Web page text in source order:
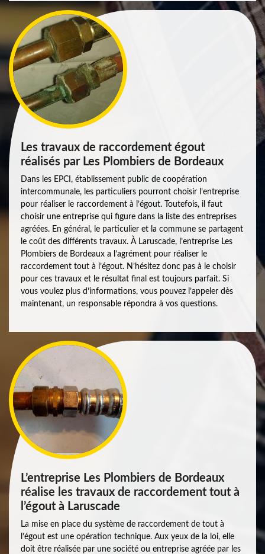
Les travaux de raccordement égout
réalisés par Les Plombiers de Bordeaux
Dans les EPCI, établissement public de coopération
intercommunale, les particuliers pourront choisir l’entreprise
pour réaliser le raccordement à l’égout. Toutefois, il faut
choisir une entreprise qui figure dans la liste des entreprises
agréées. En général, le particulier et la commune se partagent
le coût des différents travaux. À Laruscade, l’entreprise Les
Plombiers de Bordeaux a l’agrément pour réaliser le
raccordement tout à l’égout. N’hésitez donc pas à le choisir
pour ces travaux et le résultat final est toujours parfait. Si
vous voulez plus d’informations, vous pouvez l’appeler dès
maintenant, un responsable répondra à vos questions.
L’entreprise Les Plombiers de Bordeaux
réalise les travaux de raccordement tout à
l’égout à Laruscade
La mise en place du système de raccordement de tout à
l’égout est une opération technique. Aux yeux de la loi, elle
doit être réalisée par une société ou entreprise agréée par les